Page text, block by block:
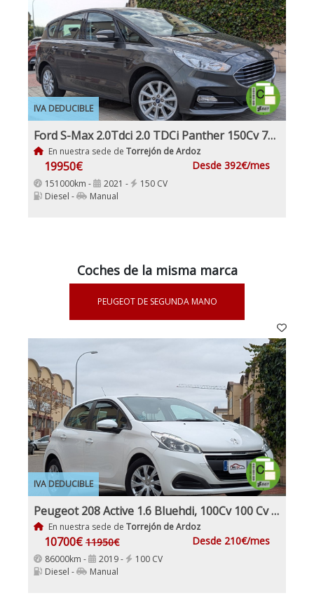
IVA DEDUCIBLE
Ford S-Max 2.0Tdci 2.0 TDCi Panther 150Cv 7Plazas IVA y Garantía Incl nacional
En nuestra sede de Torrejón de Ardoz
19950€ Desde 392€/mes
151000km - 2021 -
150 CV
Diesel -
Manual
Coches de la misma marca
PEUGEOT DE SEGUNDA MANO
IVA DEDUCIBLE
Peugeot 208 Active 1.6 Bluehdi, 100Cv 100 Cv Nacional 1Dueño Etiqueta C IVA y Garantía Incl
En nuestra sede de Torrejón de Ardoz
10700€ 11950€ Desde 210€/mes
86000km - 2019 -
100 CV
Diesel -
Manual